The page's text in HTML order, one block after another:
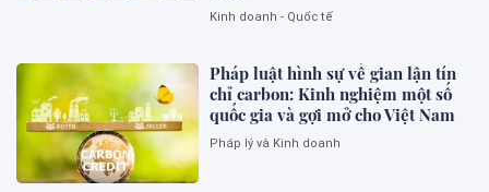
Kinh doanh - Quốc tế
Pháp luật hình sự về gian lận tín
chỉ carbon: Kinh nghiệm một số
quốc gia và gợi mở cho Việt Nam
Pháp lý và Kinh doanh